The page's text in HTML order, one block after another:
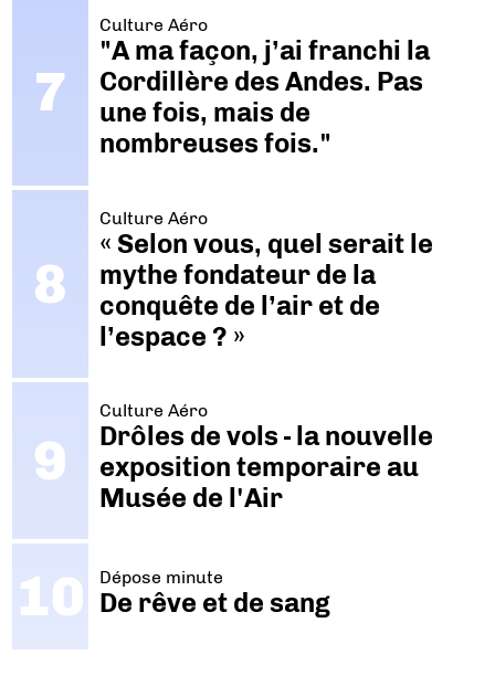
Culture Aéro
"A ma façon, j’ai franchi la
Cordillère des Andes. Pas
une fois, mais de
nombreuses fois."
Culture Aéro
« Selon vous, quel serait le
mythe fondateur de la
conquête de l’air et de
l’espace ? »
Culture Aéro
Drôles de vols - la nouvelle
exposition temporaire au
Musée de l'Air
Dépose minute
De rêve et de sang